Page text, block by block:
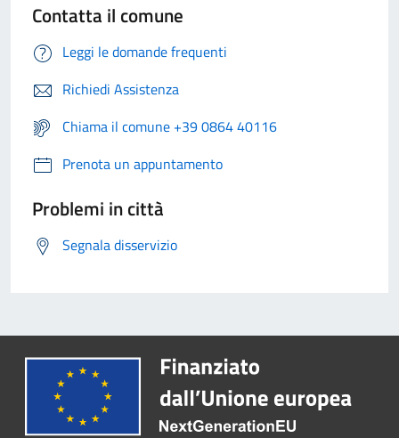
Contatta il comune
Leggi le domande frequenti
Richiedi Assistenza
Chiama il comune +39 0864 40116
Prenota un appuntamento
Problemi in città
Segnala disservizio